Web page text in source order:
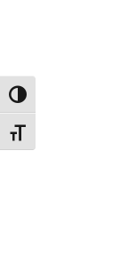
Toggle High Contrast
Toggle Font size